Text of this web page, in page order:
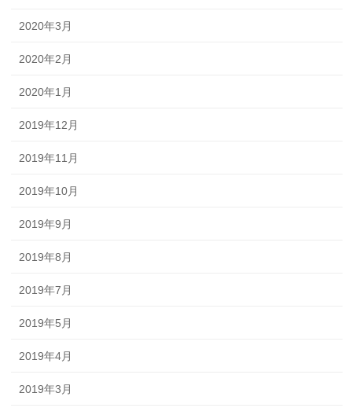
2020年3月
2020年2月
2020年1月
2019年12月
2019年11月
2019年10月
2019年9月
2019年8月
2019年7月
2019年5月
2019年4月
2019年3月